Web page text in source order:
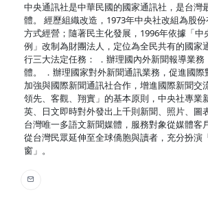
中央通訊社是中華民國的國家通訊社，是台灣
體。 經歷組織改造，1973年中央社改組為股
方式經營；隨著民主化發展，1996年依據「中
例」改制為財團法人，定位為全民共有的國家
行三大法定任務： ．辦理國內外新聞報導業
體。 ．辦理國家對外新聞通訊業務，促進國際
加強與國際新聞通訊社合作，增進國際新聞交
領先、客觀、翔實」的基本原則，中央社專業
英、日文即時對外發出上千則新聞、照片、圖
台灣唯一多語文新聞媒體，服務對象從媒體客
從台灣民眾延伸至全球僑胞與讀者，充分扮演
窗」。